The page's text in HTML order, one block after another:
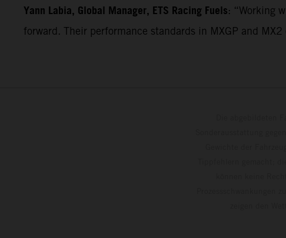
Yann Labia, Global Manager, ETS Racing Fuels: “Working
forward. Their performance standards in MXGP and